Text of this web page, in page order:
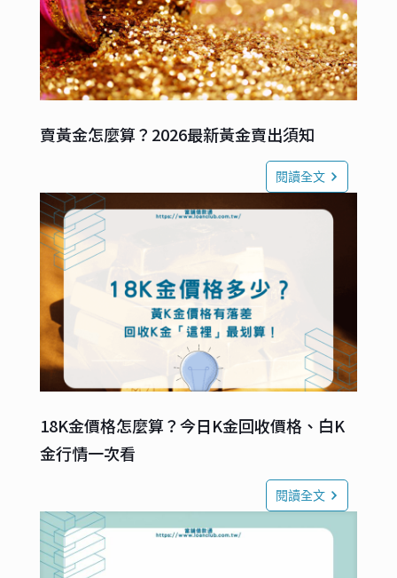
賣黃金怎麼算？2026最新黃金賣出須知
閱讀全文
18K金價格怎麼算？今日K金回收價格、白K
金行情一次看
閱讀全文